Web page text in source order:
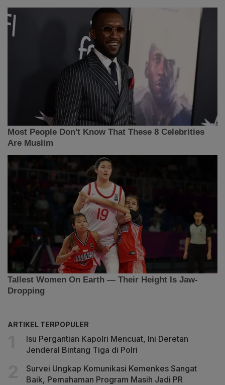
ARTIKEL TERPOPULER
Isu Pergantian Kapolri Mencuat, Ini Deretan
Jenderal Bintang Tiga di Polri
Survei Ungkap Komunikasi Kemenkes Sangat
Baik, Pemahaman Program Masih Jadi PR